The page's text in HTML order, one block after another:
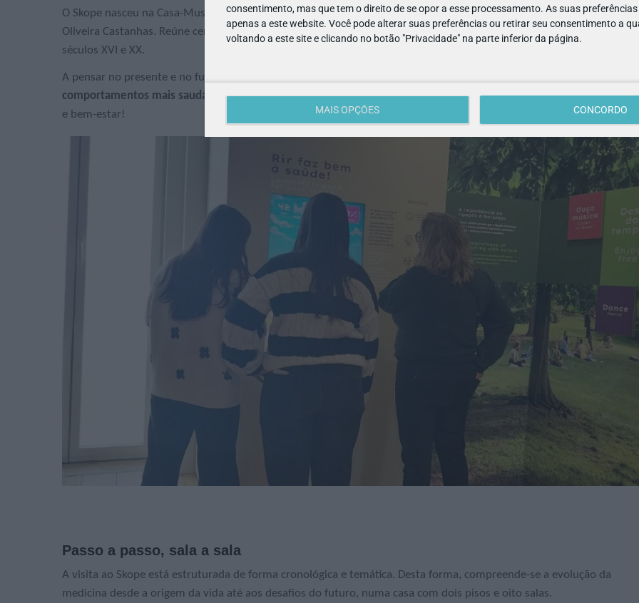
consentimento, mas que tem o direito de se opor a esse processamento. As suas
apenas a este website. Você pode alterar suas preferências ou retirar seu consentimento a
voltando a este site e clicando no botão "Privacidade" na parte inferior da página.
MAIS OPÇÕES CONCORDO
O Skope nasceu na Casa-Museu Dr. Hermes, o museu particular domédico e colecionador aveirenseHermes de
Oliveira Castanhas. Reúne cerca de 1800 peças
, de diversas especialidades, com datas compreendidas entre os
séculos XVI e XX.
A pensar no presente e no futuro, tem como objetivo
comportamentos mais saudáveis e sustentáveisatravés do conhecimento e da sua utilização em prol de mais saúde
e bem-estar!
Passo a passo, sala a sala
A visita ao Skope está estruturada de forma cronológica e temática. Desta forma, compreende-se a evolução da
medicina desde a origem da vida até aos desafios do futuro, numa casa com dois pisos e oito salas.